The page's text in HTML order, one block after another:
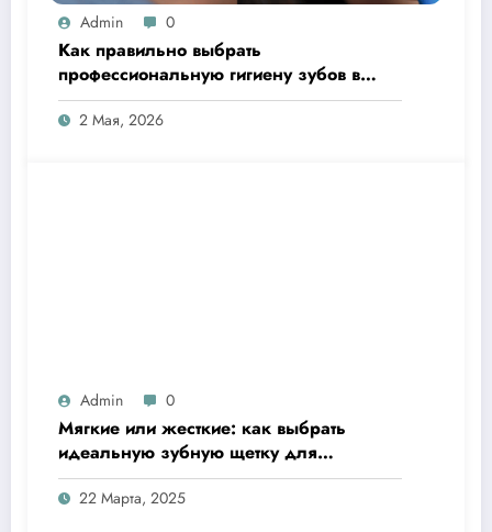
Admin 0
Как правильно выбрать
профессиональную гигиену зубов в
Ташкенте
2 Мая, 2026
Admin 0
Мягкие или жесткие: как выбрать
идеальную зубную щетку для
здоровой улыбки?
22 Марта, 2025